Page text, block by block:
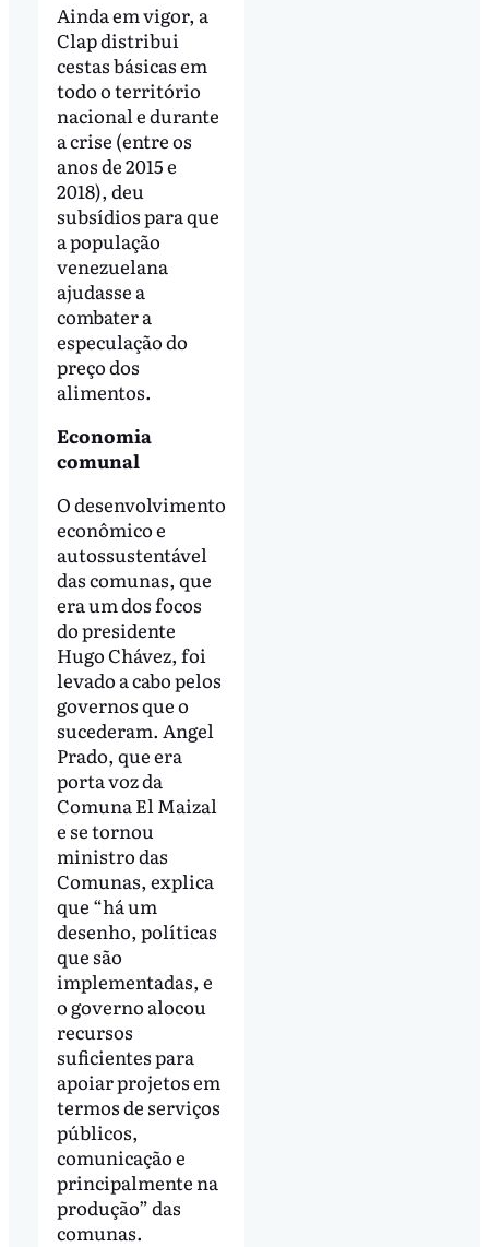
Ainda em vigor, a
Clap distribui
cestas básicas em
todo o território
nacional e durante
a crise (entre os
anos de 2015 e
2018), deu
subsídios para que
a população
venezuelana
ajudasse a
combater a
especulação do
preço dos
alimentos.
Economia
comunal
O desenvolvimento
econômico e
autossustentável
das comunas, que
era um dos focos
do presidente
Hugo Chávez, foi
levado a cabo pelos
governos que o
sucederam. Angel
Prado, que era
porta voz da
Comuna El Maizal
e se tornou
ministro das
Comunas, explica
que “há um
desenho, políticas
que são
implementadas, e
o governo alocou
recursos
suficientes para
apoiar projetos em
termos de serviços
públicos,
comunicação e
principalmente na
produção” das
comunas.